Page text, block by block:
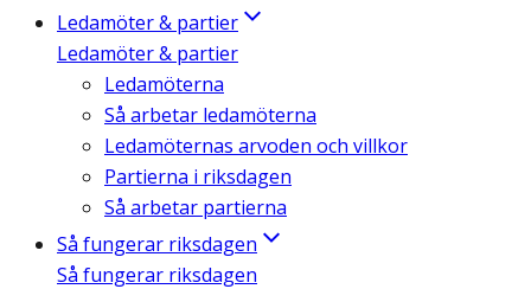
Ledamöter & partier
Ledamöter & partier
Ledamöterna
Så arbetar ledamöterna
Ledamöternas arvoden och villkor
Partierna i riksdagen
Så arbetar partierna
Så fungerar riksdagen
Så fungerar riksdagen